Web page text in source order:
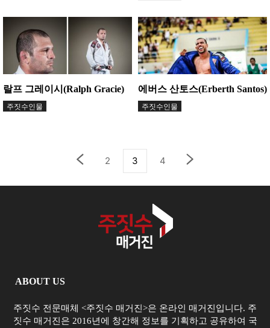
랄프 그레이시(Ralph Gracie)
주짓수인물
에버스 산토스(Erberth Santos)
주짓수인물
2 3 4
ABOUT US
주짓수 전문매체 <주짓수 매거진>은 온라인 매거진입니다. 주
짓수 매거진은 2016년에 창간해 정보를 기획하고 공유하여 국